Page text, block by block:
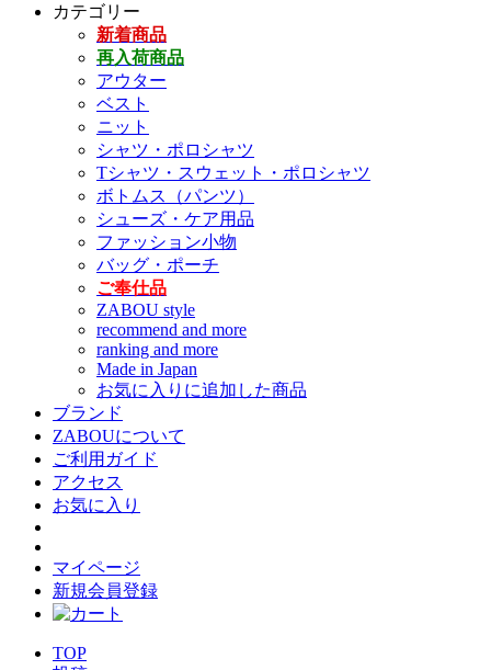
カテゴリー
新着商品
再入荷商品
アウター
ベスト
ニット
シャツ・ポロシャツ
Tシャツ・スウェット・ポロシャツ
ボトムス（パンツ）
シューズ・ケア用品
ファッション小物
バッグ・ポーチ
ご奉仕品
ZABOU style
recommend and more
ranking and more
Made in Japan
お気に入りに追加した商品
ブランド
ZABOUについて
ご利用ガイド
アクセス
お気に入り
マイページ
新規会員登録
TOP